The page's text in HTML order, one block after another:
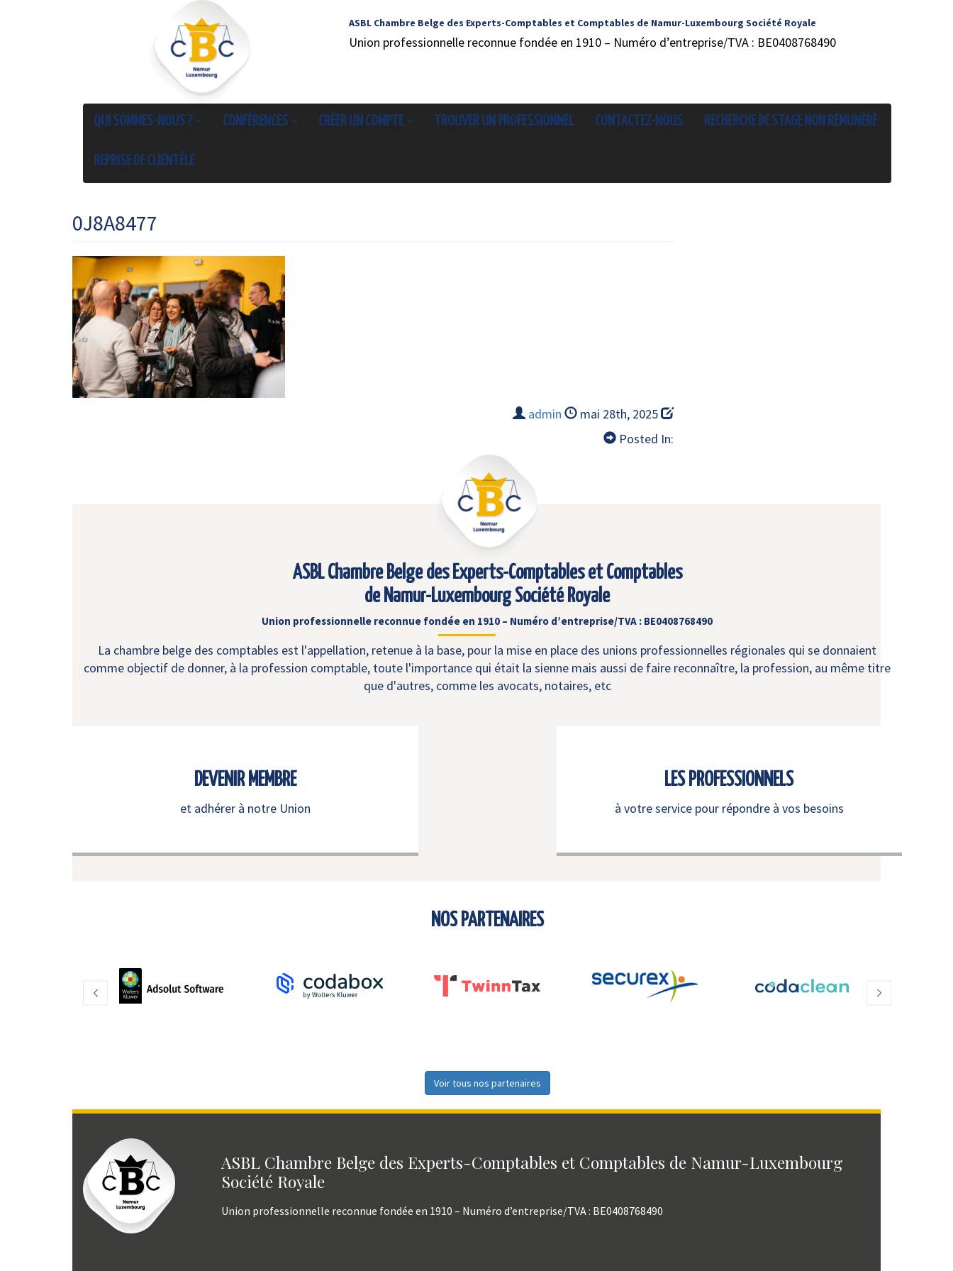
ASBL Chambre Belge des Experts-Comptables et Comptables de Namur-Luxembourg Société Royale
Union professionnelle reconnue fondée en 1910 – Numéro d’entreprise/TVA : BE0408768490
QUI SOMMES-NOUS ? CONFÉRENCES CRÉER UN COMPTE TROUVER UN PROFESSIONNEL CONTACTEZ-NOUS RECHERCHE DE STAGE NON RÉMUNÉRÉ
REPRISE DE CLIENTÈLE
0J8A8477
admin
mai 28th, 2025
Posted In:
ASBL Chambre Belge des Experts-Comptables et Comptables
de Namur-Luxembourg Société Royale
Union professionnelle reconnue fondée en 1910 – Numéro d’entreprise/TVA : BE0408768490
La chambre belge des comptables est l'appellation, retenue à la base, pour la mise en place des unions professionnelles régionales qui se donnaient
comme objectif de donner, à la profession comptable, toute l'importance qui était la sienne mais aussi de faire reconnaître, la profession, au même titre
que d'autres, comme les avocats, notaires, etc
DEVENIR MEMBRE
et adhérer à notre Union
LES PROFESSIONNELS
à votre service pour répondre à vos besoins
NOS PARTENAIRES
Voir tous nos partenaires
ASBL Chambre Belge des Experts-Comptables et Comptables de Namur-Luxembourg
Société Royale
Union professionnelle reconnue fondée en 1910 – Numéro d’entreprise/TVA : BE0408768490